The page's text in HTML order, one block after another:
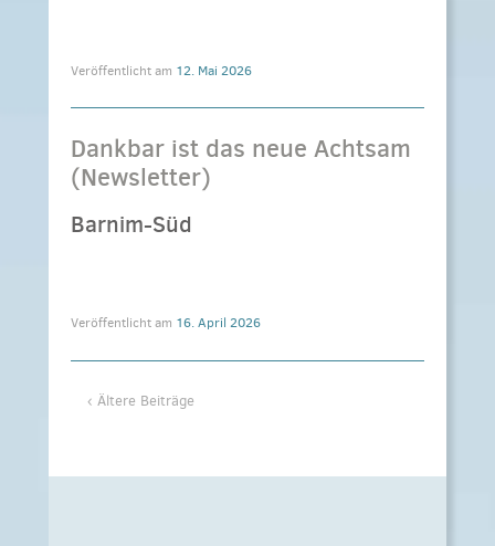
Veröffentlicht am 12. Mai 2026
Dankbar ist das neue Achtsam
(Newsletter)
Barnim-Süd
Veröffentlicht am 16. April 2026
‹ Ältere Beiträge